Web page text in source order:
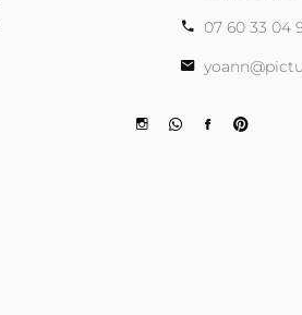
07 60 33 04